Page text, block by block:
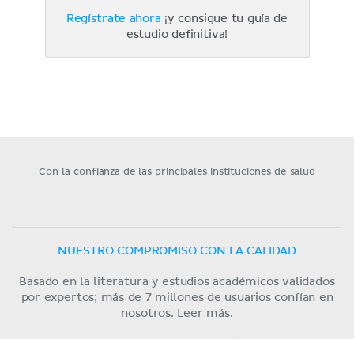
Regístrate ahora ¡y consigue tu guía de
estudio definitiva!
Con la confianza de las principales instituciones de salud
NUESTRO COMPROMISO CON LA CALIDAD
Basado en la literatura y estudios académicos validados
por expertos; más de 7 millones de usuarios confían en
nosotros. Leer más.